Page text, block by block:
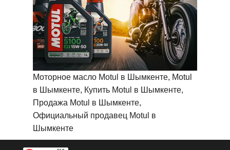
Моторное масло Motul в Шымкенте, Motul
в Шымкенте, Купить Motul в Шымкенте,
Продажа Motul в Шымкенте,
Официальный продавец Motul в
Шымкенте